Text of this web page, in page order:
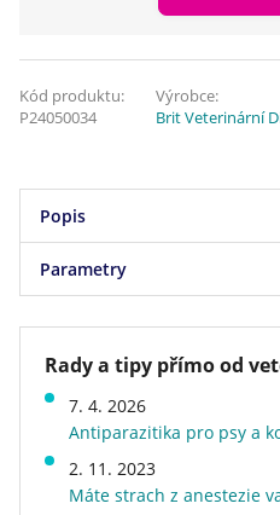
Kód produktu:
P24050034
Výrobce:
Brit Veterinární
Popis
O
Veterinary
kg
Brit VD Cat Grain free
Eggs & Pea (Vejce a hrášek)
Parametry
Parametry
Značka
Stáří kočky
Příchuť (Protein)
Zdraví a určení
Kvalita
Rady a tipy přímo od
7. 4. 2026
Antiparazitika pro psy a
2. 11. 2023
Máte strach z anestezie